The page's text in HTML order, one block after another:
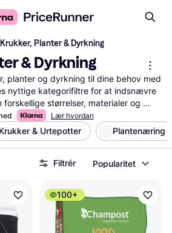
Krukker, Planter & Dyrkning
& Dyrkning
planter og dyrkning til dine behov med
nyttige kategorifiltre for at indsnævre
størrelser, materialer og
for at få indsigt i andres
produkter og priser for at sikre, at du
mest optimale dyrkning. Vores service
lige det, du leder efter, uden besvær.
for en stor krukke til haven eller en lille
bruge vores omfattende
Gør din have eller hjem grønnere med
krukker, planter og dyrkning.
& dyrkning »
Lær hvordan
Krukker & Urtepotter Plantenæring
Filtrér Popularitet
100+